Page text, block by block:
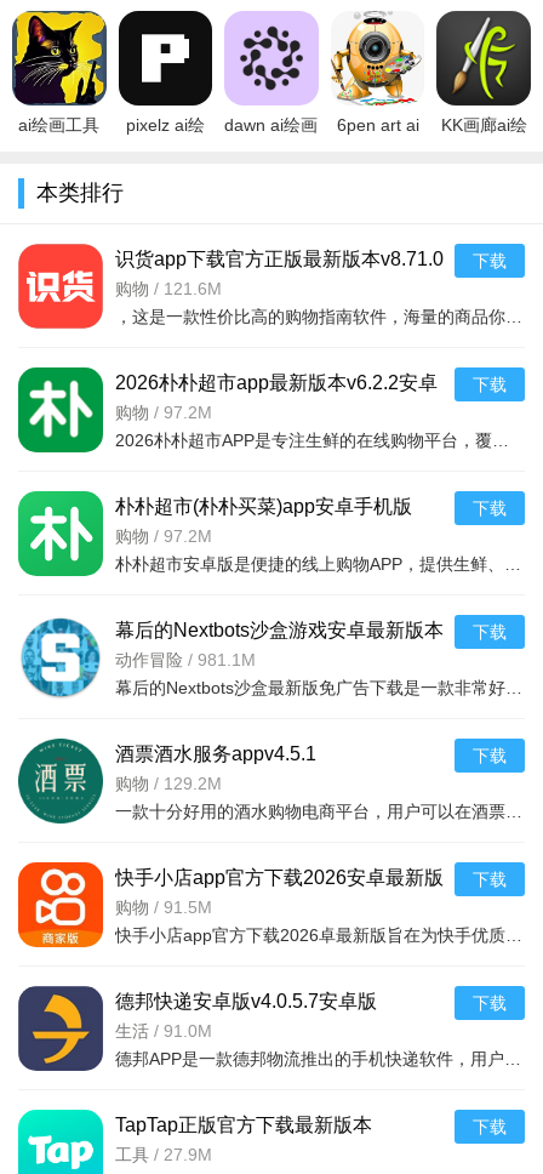
软件下载中
文2022最新
版v1.0.1安
卓版
画官方下载
2022最新版
v1.2.0安卓
版
绘画安卓下
载2022最新
版v1.0中文
免费版
器免费版下
载2022最新
版v1.0.0中
文官方版
安卓下载
2022最新版
v1.2.6免费
版
ai绘画工具
版v1.5.1中
pixelz ai绘
v1.2.19免费
dawn ai绘画
6pen art ai
KK画廊ai绘
本类排行
识货app下载官方正版最新版本v8.71.0
安卓版
购物 / 121.6M
下载
2026朴朴超市app最新版本v6.2.2安卓
最新版
购物 / 97.2M
下载
朴朴超市(朴朴买菜)app安卓手机版
v6.2.2安卓版
购物 / 97.2M
下载
幕后的Nextbots沙盒游戏安卓最新版本
v11.2.2 中文版
动作冒险 / 981.1M
下载
酒票酒水服务appv4.5.1
购物 / 129.2M
下载
快手小店app官方下载2026安卓最新版
v7.2.40.481安卓最新版
购物 / 91.5M
下载
德邦快递安卓版v4.0.5.7安卓版
生活 / 91.0M
下载
TapTap正版官方下载最新版本
2026v2.94.0-mkt#100300手机版
工具 / 27.9M
下载